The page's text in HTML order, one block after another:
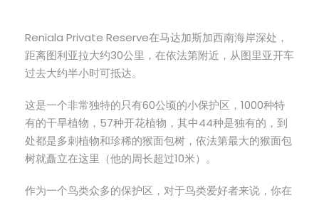
Reniala Private Reserve在马达加斯加西南海岸深处，
距离图利亚拉大约30公里，在依法第附近，从图里亚开车
过去大约半小时可抵达。
这是一个非常独特的只有60公顷的小保护区，1000种特
有的干旱植物，57种开花植物，其中44种是独有的，到
处都是多刺植物和珍稀的猴面包树，依法第最大的猴面包
树就矗立在这里（他的周长超过10米）。
作为一个鸟类众多的保护区，对于鸟类爱好者来说，你在